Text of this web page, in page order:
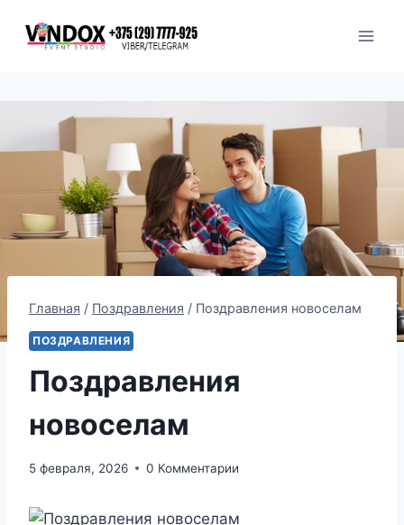
Главная / Поздравления / Поздравления новоселам
ПОЗДРАВЛЕНИЯ
Поздравления
новоселам
5 февраля, 2026 0 Комментарии